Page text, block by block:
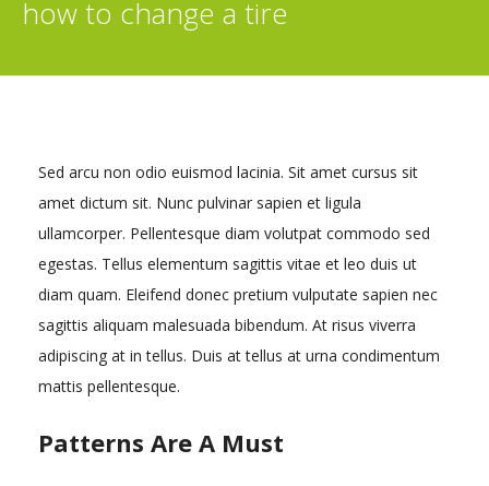
how to change a tire
Sed arcu non odio euismod lacinia. Sit amet cursus sit
amet dictum sit. Nunc pulvinar sapien et ligula
ullamcorper. Pellentesque diam volutpat commodo sed
egestas. Tellus elementum sagittis vitae et leo duis ut
diam quam. Eleifend donec pretium vulputate sapien nec
sagittis aliquam malesuada bibendum. At risus viverra
adipiscing at in tellus. Duis at tellus at urna condimentum
mattis pellentesque.
Patterns Are A Must